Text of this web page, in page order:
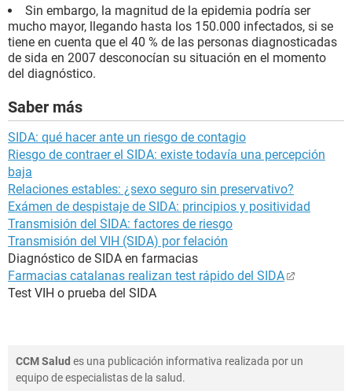
Sin embargo, la magnitud de la epidemia podría ser
mucho mayor, llegando hasta los 150.000 infectados, si se
tiene en cuenta que el 40 % de las personas diagnosticadas
de sida en 2007 desconocían su situación en el momento
del diagnóstico.
Saber más
SIDA: qué hacer ante un riesgo de contagio
Riesgo de contraer el SIDA: existe todavía una percepción
baja
Relaciones estables: ¿sexo seguro sin preservativo?
Exámen de despistaje de SIDA: principios y positividad
Transmisión del SIDA: factores de riesgo
Transmisión del VIH (SIDA) por felación
Diagnóstico de SIDA en farmacias
Farmacias catalanas realizan test rápido del SIDA
Test VIH o prueba del SIDA
CCM Salud es una publicación informativa realizada por un
equipo de especialistas de la salud.